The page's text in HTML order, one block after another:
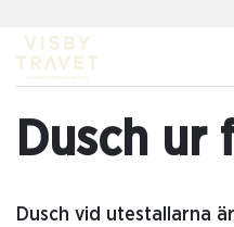
Dusch ur
Dusch vid utestallarna